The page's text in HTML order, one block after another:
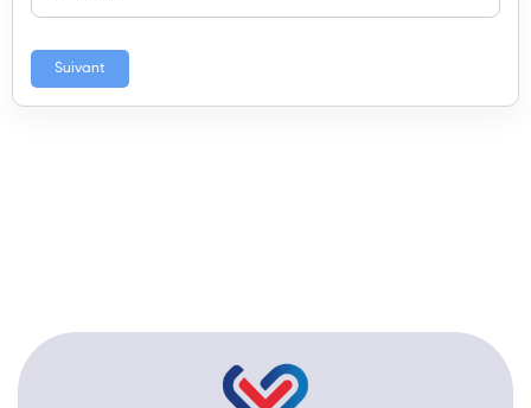
Suivant